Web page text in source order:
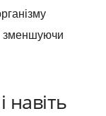
зменшуючи
навіть